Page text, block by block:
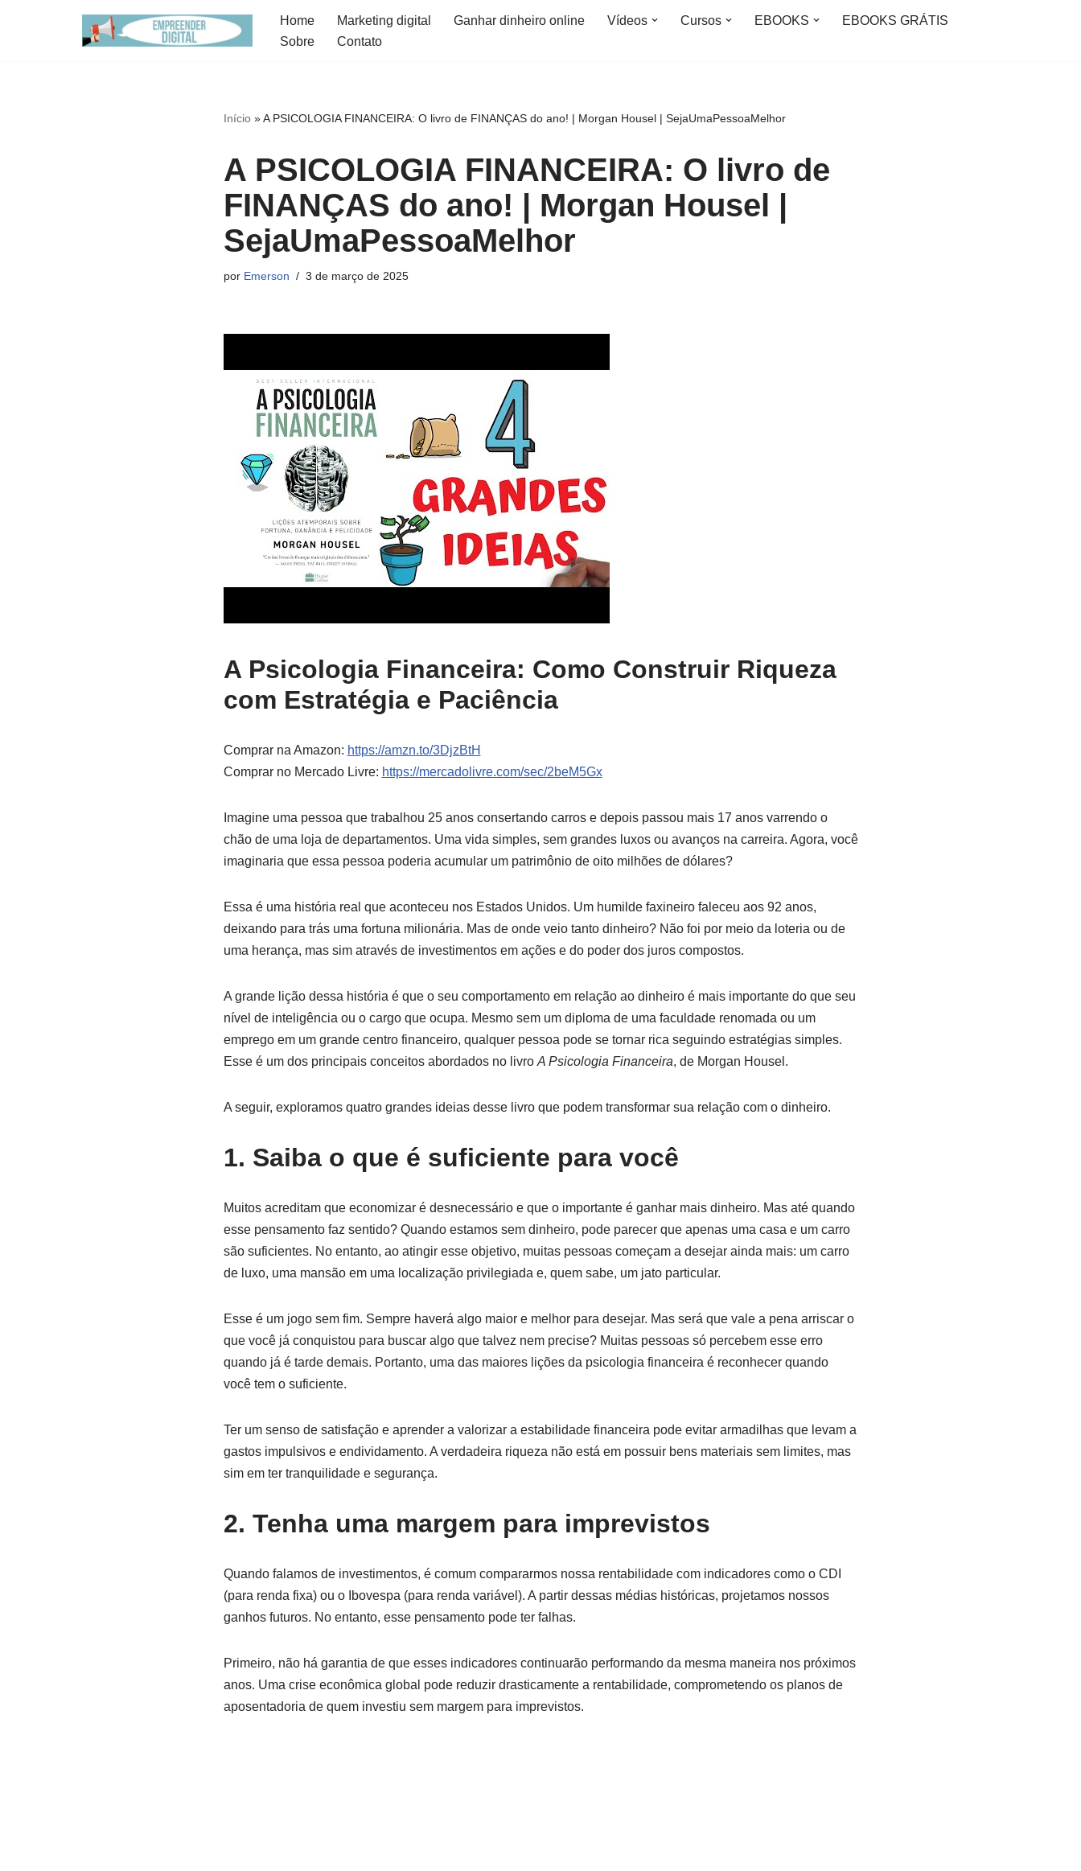
Home Marketing digital Ganhar dinheiro online Vídeos Cursos EBOOKS
EBOOKS GRÁTIS
Sobre
Contato
Início»A PSICOLOGIA FINANCEIRA: O livro de FINANÇAS do ano! | Morgan Housel | SejaUmaPessoaMelhor
A PSICOLOGIA FINANCEIRA: O livro de
FINANÇAS do ano! | Morgan Housel |
SejaUmaPessoaMelhor
por Emerson 3 de março de 2025
A Psicologia Financeira: Como Construir Riqueza
com Estratégia e Paciência
Comprar na Amazon: https://amzn.to/3DjzBtH
Comprar no Mercado Livre: https://mercadolivre.com/sec/2beM5Gx
Imagine uma pessoa que trabalhou 25 anos consertando carros e depois passou mais 17 anos varrendo o
chão de uma loja de departamentos. Uma vida simples, sem grandes luxos ou avanços na carreira. Agora, você
imaginaria que essa pessoa poderia acumular um patrimônio de oito milhões de dólares?
Essa é uma história real que aconteceu nos Estados Unidos. Um humilde faxineiro faleceu aos 92 anos,
deixando para trás uma fortuna milionária. Mas de onde veio tanto dinheiro? Não foi por meio da loteria ou de
uma herança, mas sim através de investimentos em ações e do poder dos juros compostos.
A grande lição dessa história é que o seu comportamento em relação ao dinheiro é mais importante do que seu
nível de inteligência ou o cargo que ocupa. Mesmo sem um diploma de uma faculdade renomada ou um
emprego em um grande centro financeiro, qualquer pessoa pode se tornar rica seguindo estratégias simples.
Esse é um dos principais conceitos abordados no livro A Psicologia Financeira, de Morgan Housel.
A seguir, exploramos quatro grandes ideias desse livro que podem transformar sua relação com o dinheiro.
1. Saiba o que é suficiente para você
Muitos acreditam que economizar é desnecessário e que o importante é ganhar mais dinheiro. Mas até quando
esse pensamento faz sentido? Quando estamos sem dinheiro, pode parecer que apenas uma casa e um carro
são suficientes. No entanto, ao atingir esse objetivo, muitas pessoas começam a desejar ainda mais: um carro
de luxo, uma mansão em uma localização privilegiada e, quem sabe, um jato particular.
Esse é um jogo sem fim. Sempre haverá algo maior e melhor para desejar. Mas será que vale a pena arriscar o
que você já conquistou para buscar algo que talvez nem precise? Muitas pessoas só percebem esse erro
quando já é tarde demais. Portanto, uma das maiores lições da psicologia financeira é reconhecer quando
você tem o suficiente.
Ter um senso de satisfação e aprender a valorizar a estabilidade financeira pode evitar armadilhas que levam a
gastos impulsivos e endividamento. A verdadeira riqueza não está em possuir bens materiais sem limites, mas
sim em ter tranquilidade e segurança.
2. Tenha uma margem para imprevistos
Quando falamos de investimentos, é comum compararmos nossa rentabilidade com indicadores como o CDI
(para renda fixa) ou o Ibovespa (para renda variável). A partir dessas médias históricas, projetamos nossos
ganhos futuros. No entanto, esse pensamento pode ter falhas.
Primeiro, não há garantia de que esses indicadores continuarão performando da mesma maneira nos próximos
anos. Uma crise econômica global pode reduzir drasticamente a rentabilidade, comprometendo os planos de
aposentadoria de quem investiu sem margem para imprevistos.